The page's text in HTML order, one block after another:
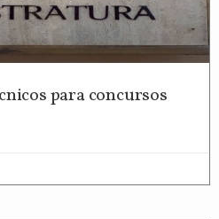
para concursos